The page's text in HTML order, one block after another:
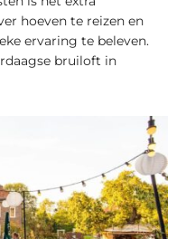
hoeven te reizen en
ervaring te beleven.
bruiloft in